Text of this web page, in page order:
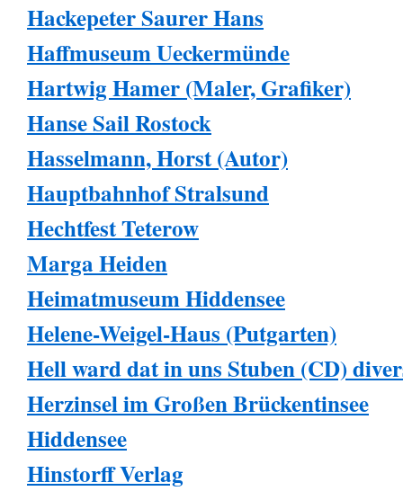
Hackepeter Saurer Hans
Haffmuseum Ueckermünde
Hartwig Hamer (Maler, Grafiker)
Hanse Sail Rostock
Hasselmann, Horst (Autor)
Hauptbahnhof Stralsund
Hechtfest Teterow
Marga Heiden
Heimatmuseum Hiddensee
Helene-Weigel-Haus (Putgarten)
Hell ward dat in uns Stuben (CD)
Herzinsel im Großen Brückentinsee
Hiddensee
Hinstorff Verlag